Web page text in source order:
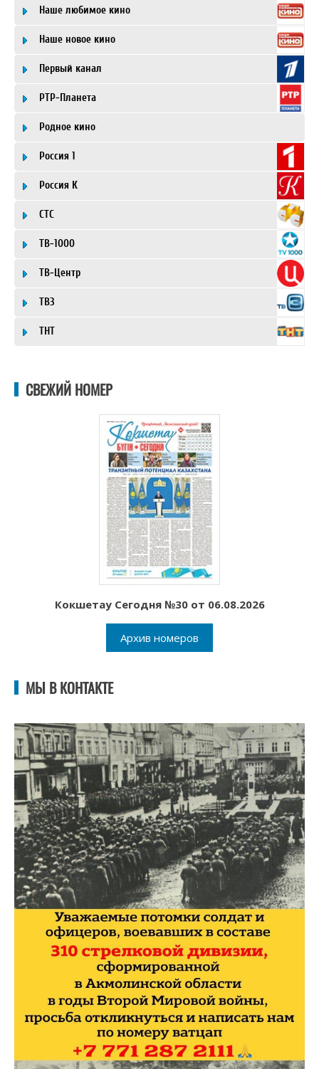
Наше любимое кино
Наше новое кино
Первый канал
РТР-Планета
Родное кино
Россия 1
Россия К
СТС
ТВ-1000
ТВ-Центр
ТВ3
ТНТ
СВЕЖИЙ НОМЕР
Кокшетау Сегодня №30 от 06.08.2026
Архив номеров
МЫ В КОНТАКТЕ